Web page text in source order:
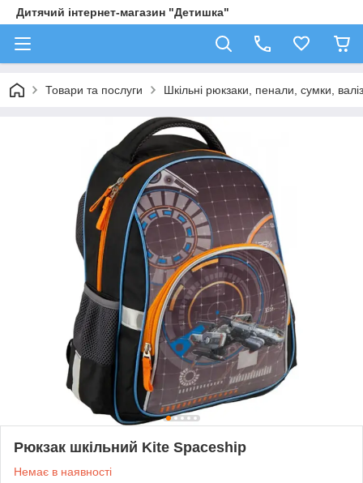
Дитячий інтернет-магазин "Детишка"
Товари та послуги Шкільні рюкзаки, пенали, сумки,
Рюкзак шкільний Kite Spaceship
Немає в наявності